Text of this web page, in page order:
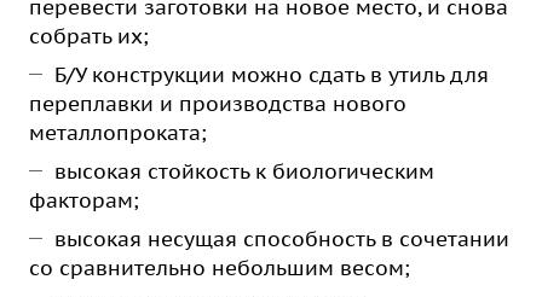
перевести заготовки на новое место, и снова
собрать их;
Б/У конструкции можно сдать в утиль для
переплавки и производства нового
металлопроката;
высокая стойкость к биологическим
факторам;
высокая несущая способность в сочетании
со сравнительно небольшим весом;